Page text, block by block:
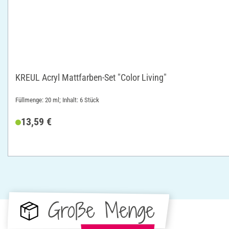
KREUL Acryl Mattfarben-Set "Color Living"
Füllmenge: 20 ml; Inhalt: 6 Stück
13,59 €
Große Menge